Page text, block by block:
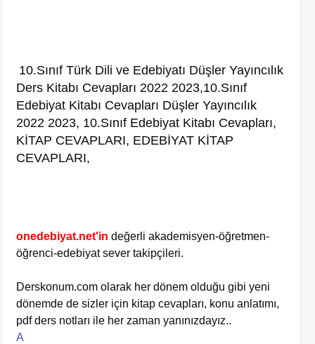
10.Sınıf Türk Dili ve Edebiyatı Düşler Yayıncılık
Ders Kitabı Cevapları 2022 2023,10.Sınıf
Edebiyat Kitabı Cevapları Düşler Yayıncılık
2022 2023, 10.Sınıf Edebiyat Kitabı Cevapları,
KİTAP CEVAPLARI, EDEBİYAT KİTAP
CEVAPLARI,
onedebiyat.net'in değerli akademisyen-öğretmen-
öğrenci-edebiyat sever takipçileri.
Derskonum.com olarak her dönem olduğu gibi yeni
dönemde de sizler için kitap cevapları, konu anlatımı,
pdf ders notları ile her zaman yanınızdayız..
A